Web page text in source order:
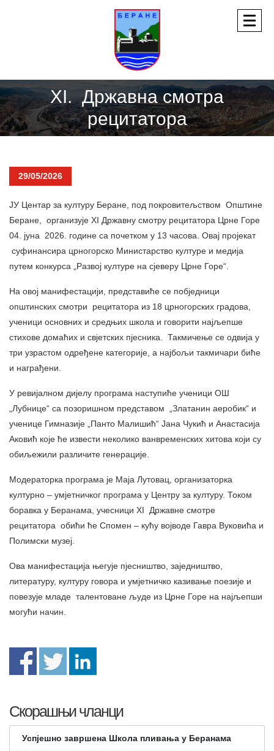
XI. Државна смотра
рецитатора
29/05/2026
ЈУ Центар за културу Беране, под покровитељством Општине
Беране, организује XI Државну смотру рецитатора Црне Горе
04. jуна 2026. године са почетком у 13 часова. Овај пројекат
суфинансира црногорско Министарство културе и медија
путем конкурса „Развој културе на сјеверу Црне Горе“.
На овој манифестацији, представиће се побједници
општинских смотри рецитатора из 18 црногорских градова,
ученици основних и средњих школа и говорити најљепше
стихове домаћих и свјетских пјесника. Такмичење се одвија у
три узрастом одређене категорије, а најбољи такмичари биће
и награђени.
У ревијалном дијелу програма наступиће ученици ОШ
„Лубнице“ са позоришном представом „Златанин аеробик“ и
ученице Гимназије „Панто Малишић“ Јана Чукић и Анастасија
Аковић које ће извести неколико ванвременских хитова који су
обиљежили различите генерације.
Mодераторка програма је Маја Лутовац, организаторка
културно – умјетничког програма у Центру за културу. Током
боравка у Беранама, учесници XI Државне смотре
рецитатора обићи ће Спомен – кућу војводе Гавра Вуковића и
Полимски музеј.
Ова манифестација његује пјесништво, заједништво,
литературу, културу говора и умјетничко казивање поезије и
повезује младе талентоване људе из Црне Горе на најљепши
могући начин.
Скорашњи чланци
Успјешно завршена Школа пливања у Беранама